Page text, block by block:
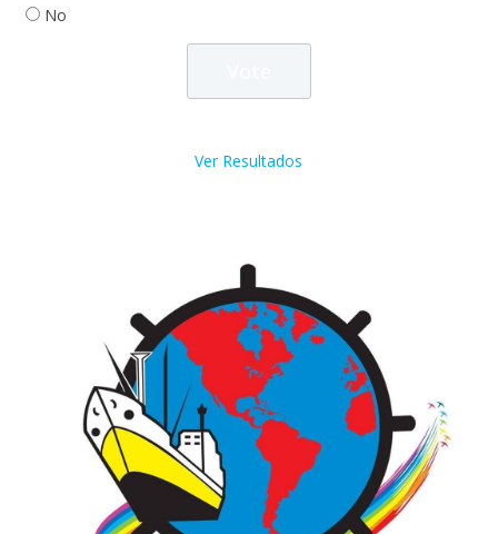
No
Ver Resultados